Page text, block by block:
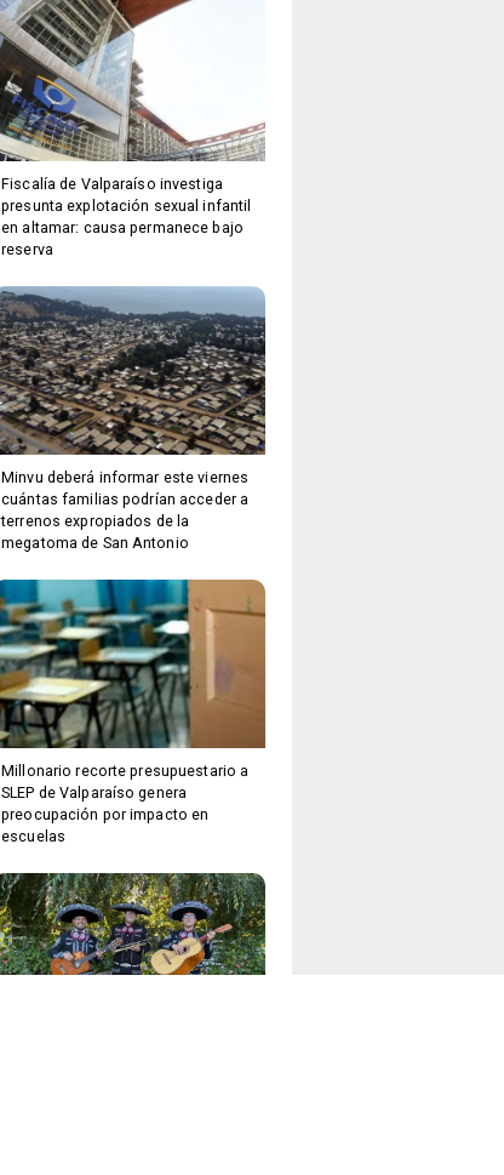
Fiscalía de Valparaíso investiga
presunta explotación sexual infantil
en altamar: causa permanece bajo
reserva
Minvu deberá informar este viernes
cuántas familias podrían acceder a
terrenos expropiados de la
megatoma de San Antonio
Millonario recorte presupuestario a
SLEP de Valparaíso genera
preocupación por impacto en
escuelas